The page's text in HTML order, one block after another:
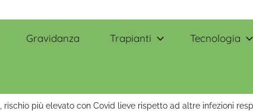
Gravidanza Trapianti Tecnologia
rischio più elevato con Covid lieve rispetto ad altre infezioni